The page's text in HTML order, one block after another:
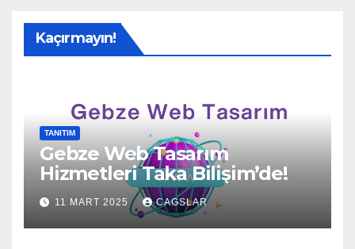
Kaçırmayın!
TANITIM
Gebze Web Tasarım
Hizmetleri Taka Bilişim’de!
11 MART 2025 CAGSLAR